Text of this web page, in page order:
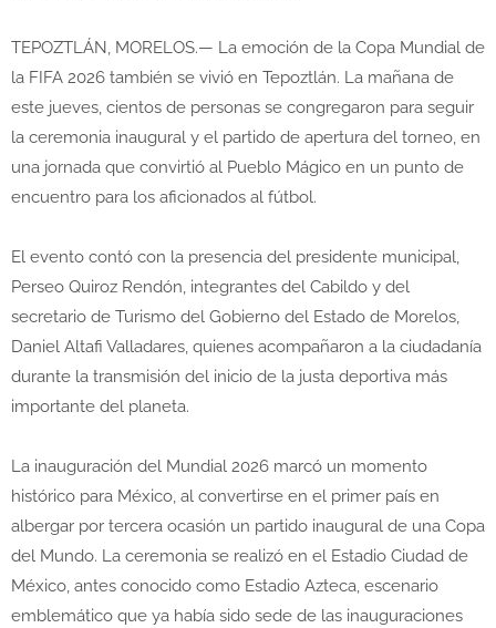
TEPOZTLÁN, MORELOS.— La emoción de la Copa Mundial de
la FIFA 2026 también se vivió en Tepoztlán. La mañana de
este jueves, cientos de personas se congregaron para seguir
la ceremonia inaugural y el partido de apertura del torneo, en
una jornada que convirtió al Pueblo Mágico en un punto de
encuentro para los aficionados al fútbol.
El evento contó con la presencia del presidente municipal,
Perseo Quiroz Rendón, integrantes del Cabildo y del
secretario de Turismo del Gobierno del Estado de Morelos,
Daniel Altafi Valladares, quienes acompañaron a la ciudadanía
durante la transmisión del inicio de la justa deportiva más
importante del planeta.
La inauguración del Mundial 2026 marcó un momento
histórico para México, al convertirse en el primer país en
albergar por tercera ocasión un partido inaugural de una Copa
del Mundo. La ceremonia se realizó en el Estadio Ciudad de
México, antes conocido como Estadio Azteca, escenario
emblemático que ya había sido sede de las inauguraciones